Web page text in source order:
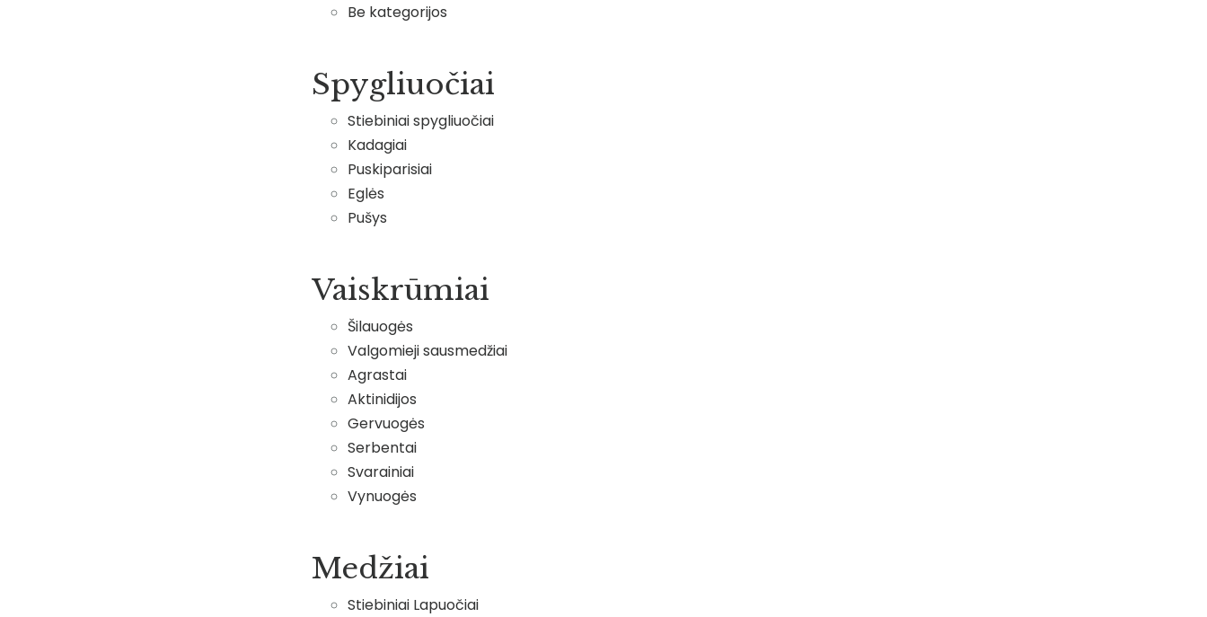
Be kategorijos
Spygliuočiai
Stiebiniai spygliuočiai
Kadagiai
Puskiparisiai
Eglės
Pušys
Vaiskrūmiai
Šilauogės
Valgomieji sausmedžiai
Agrastai
Aktinidijos
Gervuogės
Serbentai
Svarainiai
Vynuogės
Medžiai
Stiebiniai Lapuočiai